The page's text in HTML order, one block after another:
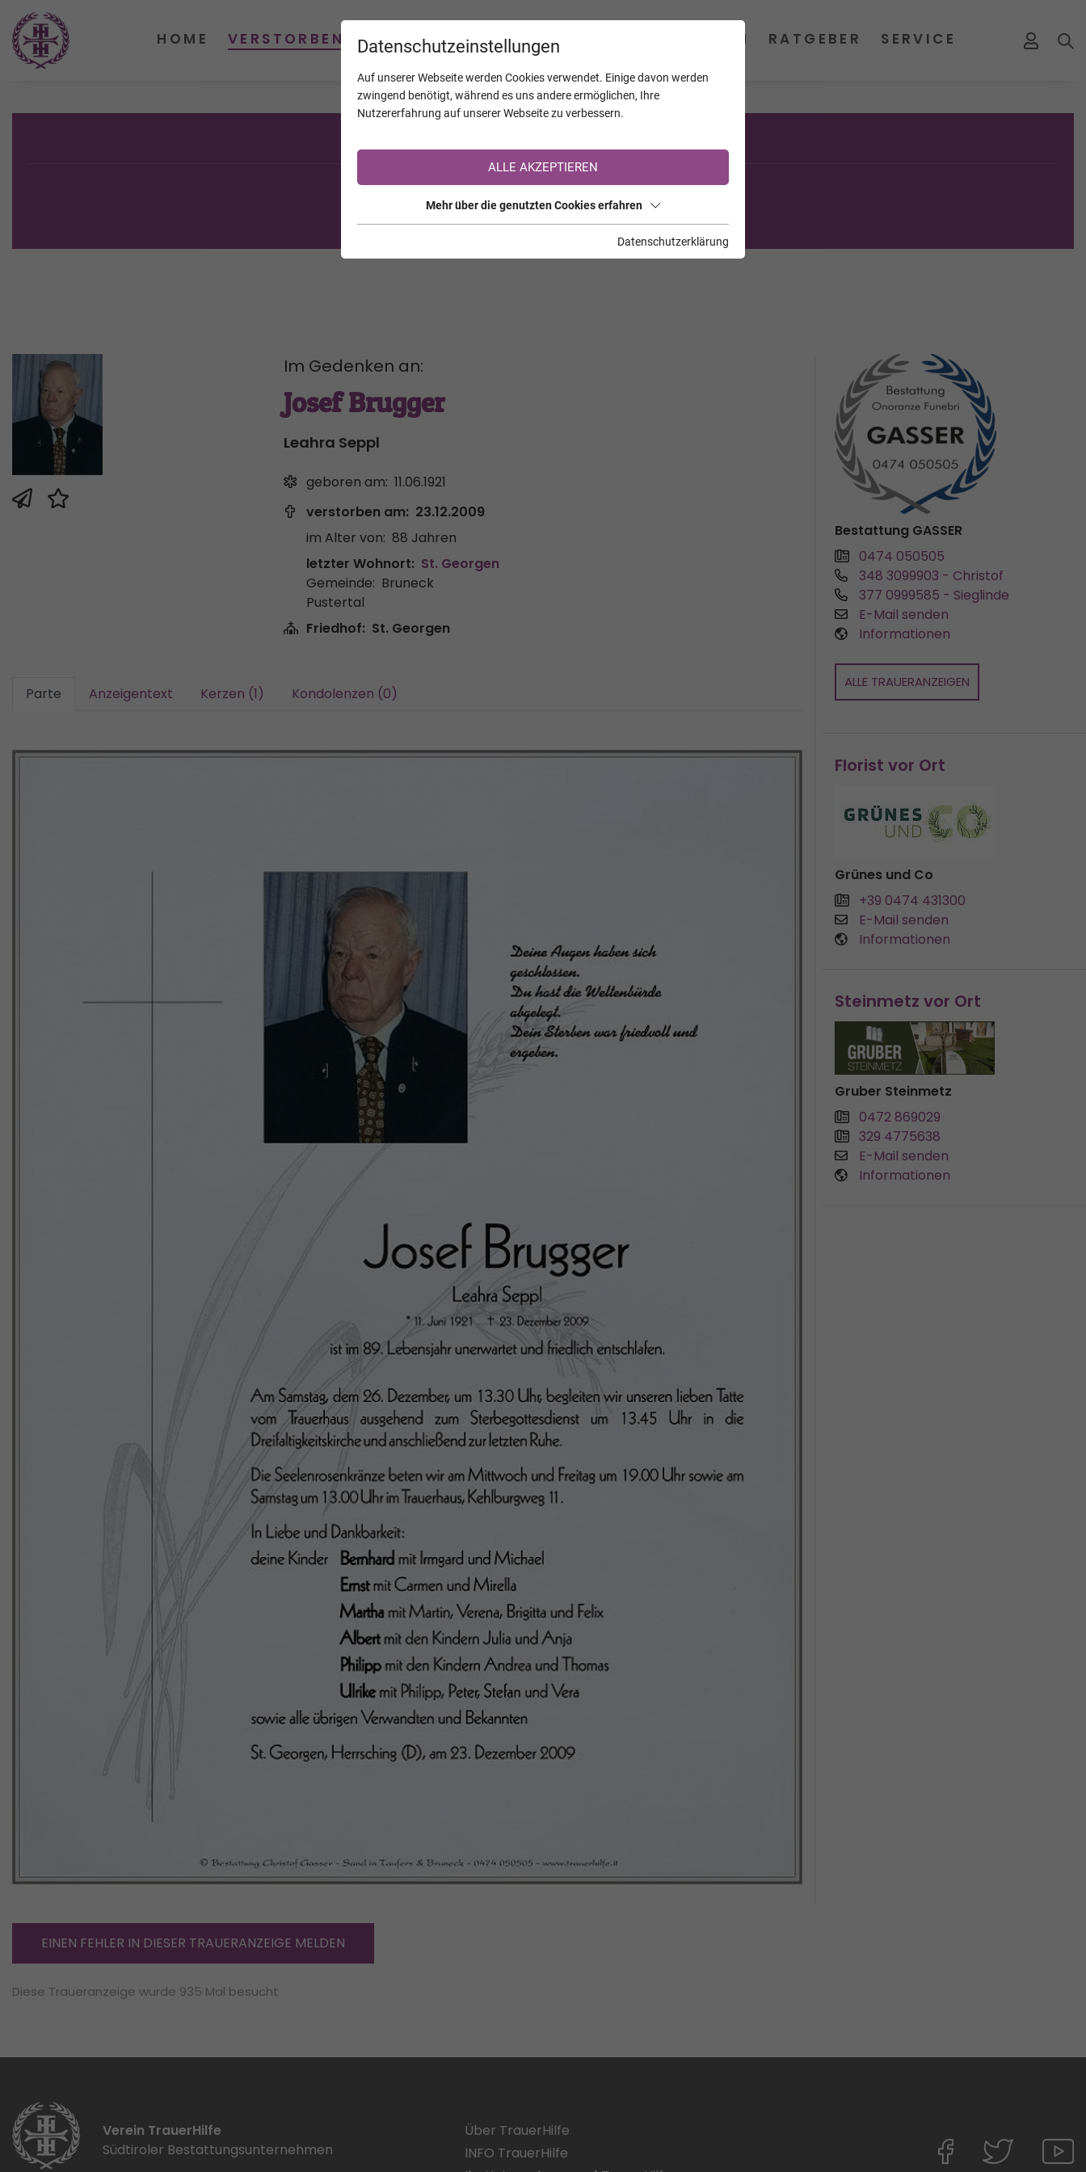
Sie sind noch nicht auf TrauerHilfe.it registriert?
>> zur kostenlosen Registrierung <<
Im Gedenken an:
Josef Brugger
Leahra Seppl
geboren am: 11.06.1921
verstorben am: 23.12.2009
im Alter von: 88 Jahren
letzter Wohnort: St. Georgen
Gemeinde: Bruneck
Pustertal
Friedhof: St. Georgen
Parte Anzeigentext Kerzen (1) Kondolenzen (0)
Bestattung GASSER
0474 050505
348 3099903 - Christof
377 0999585 - Sieglinde
E-Mail senden
Informationen
ALLE TRAUERANZEIGEN
Florist vor Ort
Grünes und Co
+39 0474 431300
E-Mail senden
Informationen
Steinmetz vor Ort
Gruber Steinmetz
0472 869029
329 4775638
E-Mail senden
Informationen
EINEN FEHLER IN DIESER TRAUERANZEIGE MELDEN
Diese Traueranzeige wurde 935 Mal besucht
Verein TrauerHilfe
Südtiroler Bestattungsunternehmen
Über TrauerHilfe
INFO TrauerHilfe
Datenschutzeinstellungen
Auf unserer Webseite werden Cookies verwendet. Einige davon werden
zwingend benötigt, während es uns andere ermöglichen, Ihre
Nutzererfahrung auf unserer Webseite zu verbessern.
ALLE AKZEPTIEREN
Mehr über die genutzten Cookies erfahren
Datenschutzerklärung
HOME VERSTORBENE KALENDER JAHRESTAGE UNTERNEHMEN RATGEBER SERVICE